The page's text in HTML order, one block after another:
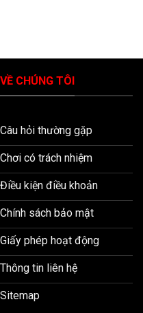
VỀ CHÚNG TÔI
Câu hỏi thường gặp
Chơi có trách nhiệm
Điều kiện điều khoản
Chính sách bảo mật
Giấy phép hoạt động
Thông tin liên hệ
Sitemap